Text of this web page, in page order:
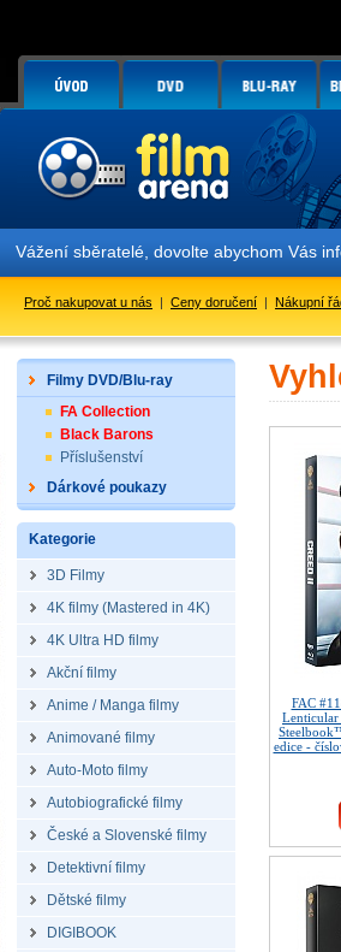
Vážení sběratelé, dovolte abychom Vás
Proč nakupovat u nás | Ceny doručení | Nákupní
Filmy DVD/Blu-ray
FA Collection
Black Barons
Příslušenství
Dárkové poukazy
Kategorie
3D Filmy
4K filmy (Mastered in 4K)
4K Ultra HD filmy
Akční filmy
Anime / Manga filmy
Animované filmy
Auto-Moto filmy
Autobiografické filmy
České a Slovenské filmy
Detektivní filmy
Dětské filmy
DIGIBOOK
FAC
edice -